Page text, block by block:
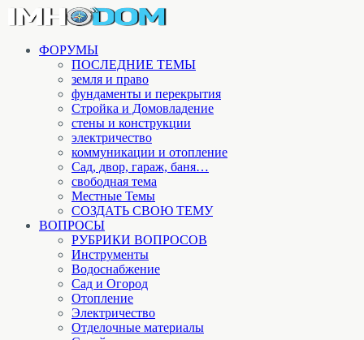
ФОРУМЫ
ПОСЛЕДНИЕ ТЕМЫ
земля и право
фундаменты и перекрытия
Стройка и Домовладение
стены и конструкции
электричество
коммуникации и отопление
Cад, двор, гараж, баня…
свободная тема
Местные Темы
СОЗДАТЬ СВОЮ ТЕМУ
ВОПРОСЫ
РУБРИКИ ВОПРОСОВ
Инструменты
Водоснабжение
Сад и Огород
Отопление
Электричество
Отделочные материалы